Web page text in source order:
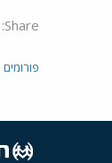
Share:
פורומים